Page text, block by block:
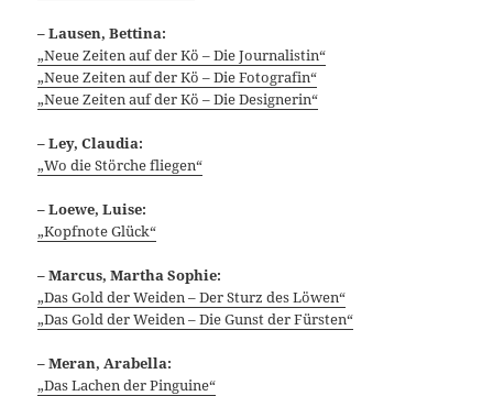
– Lausen, Bettina:
„Neue Zeiten auf der Kö – Die Journalistin“
„Neue Zeiten auf der Kö – Die Fotografin“
„Neue Zeiten auf der Kö – Die Designerin“
– Ley, Claudia:
„Wo die Störche fliegen“
– Loewe, Luise:
„Kopfnote Glück“
– Marcus, Martha Sophie:
„Das Gold der Weiden – Der Sturz des Löwen“
„Das Gold der Weiden – Die Gunst der Fürsten“
– Meran, Arabella:
„Das Lachen der Pinguine“